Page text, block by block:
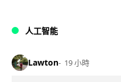
人工智能
Lawton 19 小時